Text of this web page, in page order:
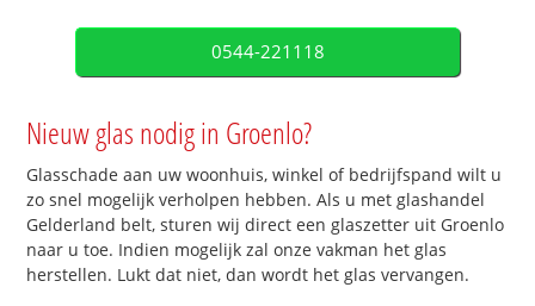
0544-221118
Nieuw glas nodig in Groenlo?
Glasschade aan uw woonhuis, winkel of bedrijfspand wilt u
zo snel mogelijk verholpen hebben. Als u met glashandel
Gelderland belt, sturen wij direct een glaszetter uit Groenlo
naar u toe. Indien mogelijk zal onze vakman het glas
herstellen. Lukt dat niet, dan wordt het glas vervangen.